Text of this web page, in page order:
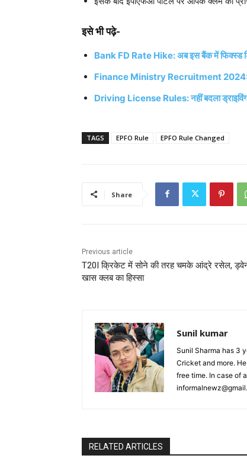
इसे भी पढ़े-
Bank FD Rate Hike: अब इस बैंक में फिक्स्ड
Finance Ministry Recruitment 2024: बिना
Driving License Rules: नहीं बदला
TAGS EPFO Rule EPFO Rule Changed
Share
Previous article
T20I क्रिकेट में सोने की तरह चमके आंद्रे रसेल, ड्वेन
खास क्लब का हिस्सा
Sunil kumar
Sunil Sharma has 3
Cricket and more.
free time. In case of
RELATED ARTICLES